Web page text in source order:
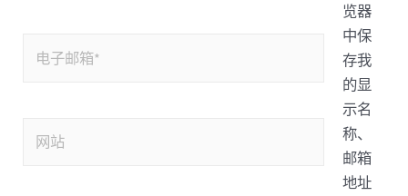
览器
中保
存我
的显
示名
称、
邮箱
地址